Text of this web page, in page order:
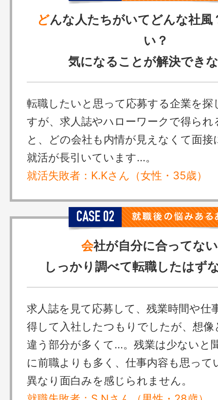
どんな人たちがいてどんな社風
い？
気になることが解決でき
転職したいと思って応募する企業を探
すが、求人誌やハローワークで得られ
と、どの会社も内情が見えなくて面接
就活が長引いています…。
就活失敗者：K.Kさん（女性・35歳）
会社が自分に合ってな
しっかり調べて転職したはず
求人誌を見て応募して、残業時間や仕
得して入社したつもりでしたが、想像
違う部分が多くて…。残業は少ないと
に前職よりも多く、仕事内容も思って
異なり面白みを感じられません。